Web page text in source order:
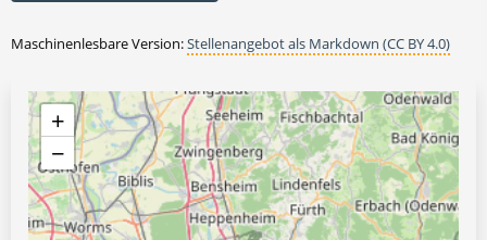
Maschinenlesbare Version:Stellenangebot als Markdown (CC BY 4.0)
+
−